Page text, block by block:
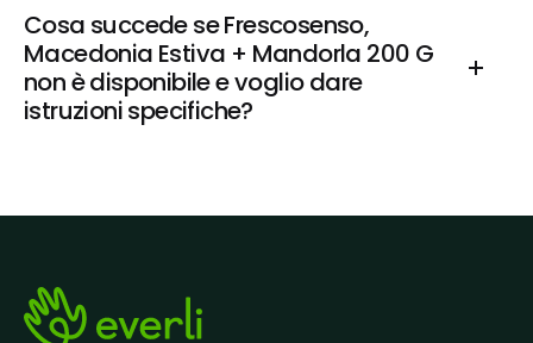
Cosa succede se Frescosenso,
Macedonia Estiva + Mandorla 200 G
non è disponibile e voglio dare
istruzioni specifiche?